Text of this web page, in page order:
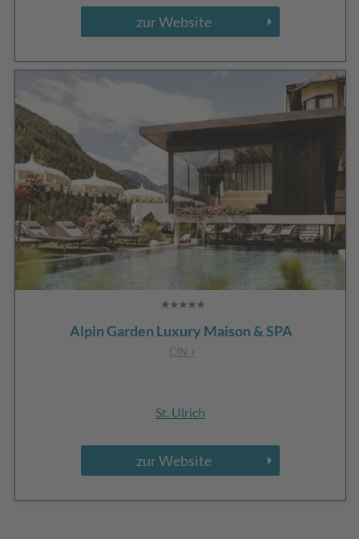
zur Website
Alpin Garden Luxury Maison & SPA
CIN +
St. Ulrich
zur Website